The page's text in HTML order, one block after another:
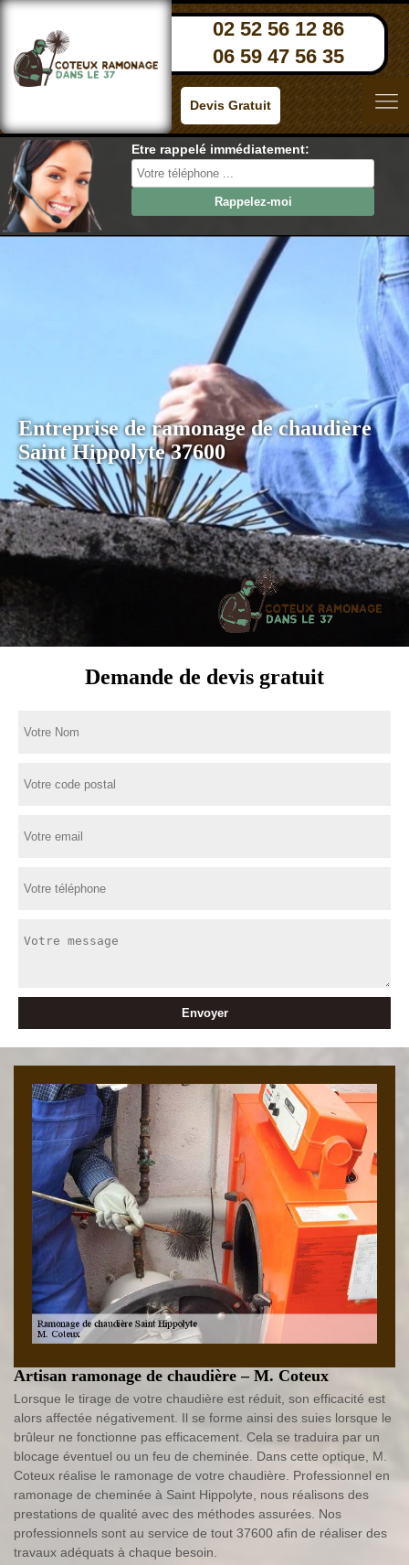
02 52 56 12 86
06 59 47 56 35
Devis Gratuit
Etre rappelé immédiatement:
Entreprise de ramonage de chaudière
Saint Hippolyte 37600
Demande de devis gratuit
Artisan ramonage de chaudière – M. Coteux
Lorsque le tirage de votre chaudière est réduit, son efficacité est
alors affectée négativement. Il se forme ainsi des suies lorsque le
brûleur ne fonctionne pas efficacement. Cela se traduira par un
blocage éventuel ou un feu de cheminée. Dans cette optique, M.
Coteux réalise le ramonage de votre chaudière. Professionnel en
ramonage de cheminée à Saint Hippolyte, nous réalisons des
prestations de qualité avec des méthodes assurées. Nos
professionnels sont au service de tout 37600 afin de réaliser des
travaux adéquats à chaque besoin.